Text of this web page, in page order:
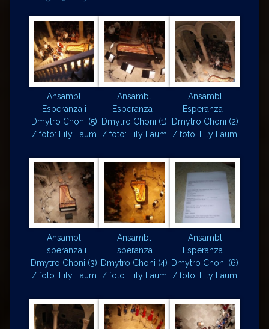
Ansambl
Esperanza i
Dmytro Choni (5)
/ foto: Lily Laum
Ansambl
Esperanza i
Dmytro Choni (1)
/ foto: Lily Laum
Ansambl
Esperanza i
Dmytro Choni (2)
/ foto: Lily Laum
Ansambl
Esperanza i
Dmytro Choni (3)
/ foto: Lily Laum
Ansambl
Esperanza i
Dmytro Choni (4)
/ foto: Lily Laum
Ansambl
Esperanza i
Dmytro Choni (6)
/ foto: Lily Laum